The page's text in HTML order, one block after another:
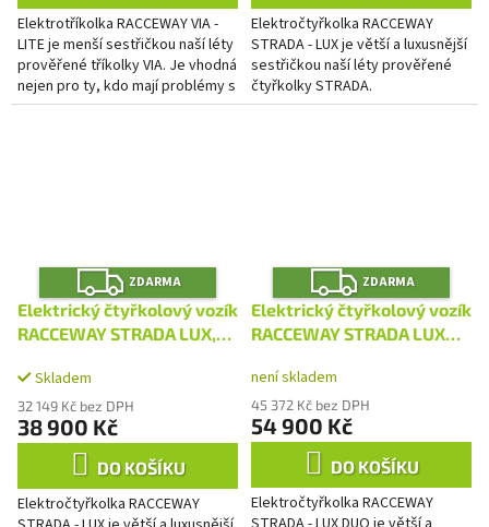
Elektrotříkolka RACCEWAY VIA -
LITE je menší sestřičkou naší léty
prověřené tříkolky VIA. Je vhodná
nejen pro ty, kdo mají problémy s
chůzí a pohybovým aparátem, ale
Elektročtyřkolka RACCEWAY
STRADA - LUX je větší a luxusnější
sestřičkou naší léty prověřené
čtyřkolky STRADA.
Z
D
A
R
M
ZDARMA
Elektrický čtyřkolový vozík
RACCEWAY STRADA LUX,
Skladem
32 149 Kč bez DPH
38 900 Kč
DO KOŠÍKU
Elektročtyřkolka RACCEWAY
Z
D
A
R
M
ZDARMA
Elektrický čtyřkolový vozík
RACCEWAY STRADA LUX
není skladem
45 372 Kč bez DPH
54 900 Kč
DO KOŠÍKU
Elektročtyřkolka RACCEWAY